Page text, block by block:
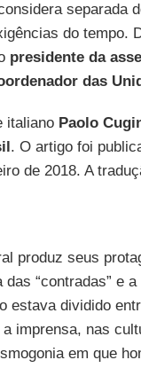
separada
do tempo.
presidente da
das
italiano Paolo
. O artigo foi
de 2018. A
produz seus
“contradas” e
estava dividido
imprensa, nas
em que